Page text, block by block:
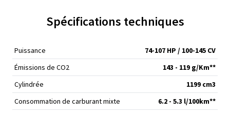
Spécifications techniques
Puissance
74-107 HP / 100-145 CV
Émissions de CO2
143 - 119 g/Km**
Cylindrée
1199 cm3
Consommation de carburant mixte
6.2 - 5.3 l/100km**